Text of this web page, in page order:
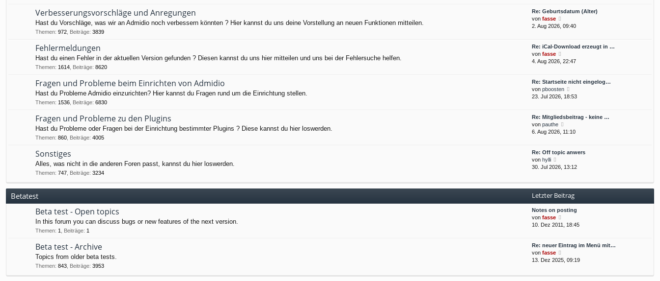
s
e
e
t
g
Verbesserungsvorschläge und Anregungen
Hast du Vorschläge, was wir an Admidio noch verbessern könnten ? Hier kannst du uns deine Vorstellung an neuen Funktionen mitteilen.
Themen: 972 Beiträge: 3839
Re: Geburtsdatum (Alter)
von fasse
e
s
e
e
i
t
g
2. Aug 2026, 09:40
Fehlermeldungen
Hast du einen Fehler in der aktuellen Version gefunden ? Diesen kannst du uns hier mitteilen und uns bei der Fehlersuche helfen.
Themen: 1614 Beiträge: 8620
Re: iCal-Download erzeugt in …
von fasse
e
s
t
e
e
i
t
g
4. Aug 2026, 22:47
Fragen und Probleme beim Einrichten von Admidio
Hast du Probleme Admidio einzurichten? Hier kannst du Fragen rund um die Einrichtung stellen.
Themen: 1536 Beiträge: 6830
Re: Startseite nicht eingelog…
von pboosten
e
s
e
e
t
a
23. Jul 2026, 18:53
Fragen und Probleme zu den Plugins
Hast du Probleme oder Fragen bei der Einrichtung bestimmter Plugins ? Diese kannst du hier loswerden.
Themen: 860 Beiträge: 4005
Re: Mitgliedsbeitrag - keine …
von pauthe
e
s
e
B
e
i
t
r
g
6. Aug 2026, 11:10
Sonstiges
Alles, was nicht in die anderen Foren passt, kannst du hier loswerden.
Themen: 747 Beiträge: 3234
Re: Off topic anwers
von hylli
e
s
t
e
r
B
e
r
a
g
30. Jul 2026, 13:12
Betatest Letzter Beitrag
Beta test - Open topics
In this forum you can discuss bugs or new features of the next version.
Themen: 1 Beiträge: 1
Notes on posting
von fasse
s
e
B
10. Dez 2011, 18:45
Beta test - Archive
Topics from older beta tests.
Themen: 843 Beiträge: 3953
Re: neuer Eintrag im Menü mit…
von fasse
e
13. Dez 2025, 09:19